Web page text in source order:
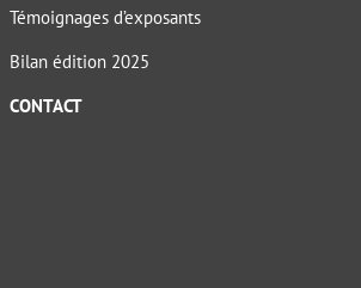
Témoignages d’exposants
Bilan édition 2025
CONTACT